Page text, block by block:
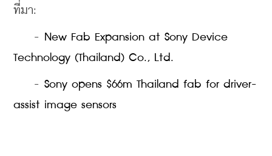
ที่มา:
- New Fab Expansion at Sony Device
Technology (Thailand) Co., Ltd.
- Sony opens $66m Thailand fab for driver-
assist image sensors